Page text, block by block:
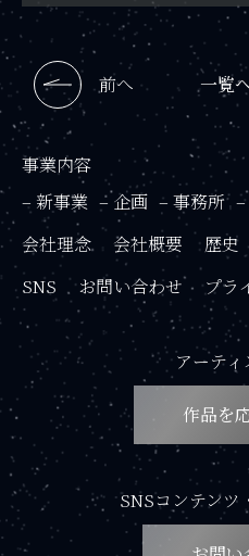
前へ 一覧
事業内容
– 新事業 – 企画 – 事務所
会社理念
会社概要 歴史
SNS
お問い合わせ プラ
アーテ
作品を
SNSコンテンツ